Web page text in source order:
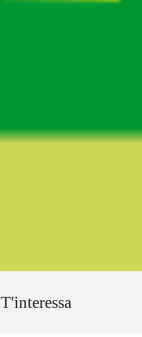
T'interessa